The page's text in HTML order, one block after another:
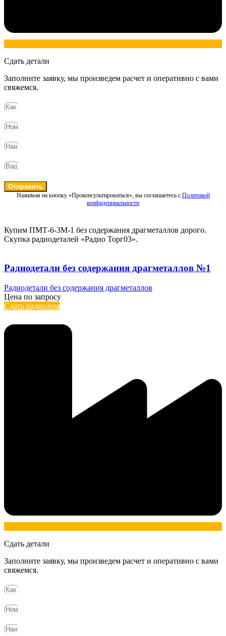
Сдать детали
Заполните заявку, мы произведем расчет и оперативно с вами
свяжемся.
Отправить
Нажимая на кнопку «Проконсультироваться», вы соглашаетесь с Политикой
конфиденциальности
Купим ПМТ-6-3М-1 без содержания драгметаллов дорого.
Скупка радиодеталей «Радио Торг03».
Радиодетали без содержания драгметаллов №1
Радиодетали без содержания драгметаллов
Цена по запросу
Сдать радиолом
Сдать детали
Заполните заявку, мы произведем расчет и оперативно с вами
свяжемся.